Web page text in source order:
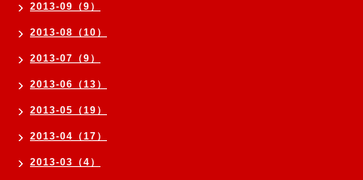
2013-09（9）
2013-08（10）
2013-07（9）
2013-06（13）
2013-05（19）
2013-04（17）
2013-03（4）